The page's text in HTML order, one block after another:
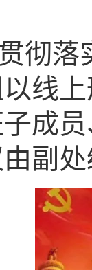
彻落
线
成
副